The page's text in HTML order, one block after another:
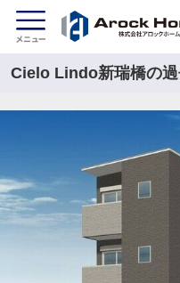
Cielo Lindo新瑞橋の